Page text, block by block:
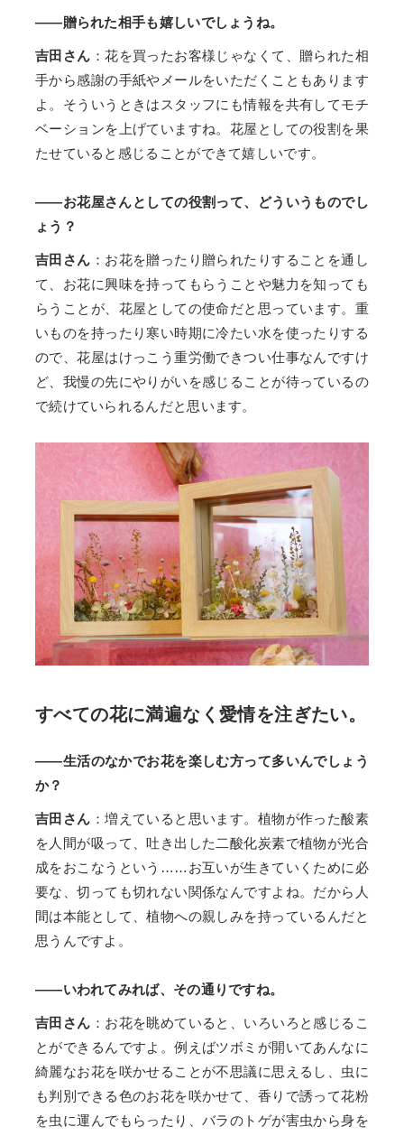
——贈られた相手も嬉しいでしょうね。
吉田さん ：花を買ったお客様じゃなくて、贈られた相
手から感謝の手紙やメールをいただくこともあります
よ。そういうときはスタッフにも情報を共有してモチ
ベーションを上げていますね。花屋としての役割を果
たせていると感じることができて嬉しいです。
——お花屋さんとしての役割って、どういうものでし
ょう？
吉田さん ：お花を贈ったり贈られたりすることを通し
て、お花に興味を持ってもらうことや魅力を知っても
らうことが、花屋としての使命だと思っています。重
いものを持ったり寒い時期に冷たい水を使ったりする
ので、花屋はけっこう重労働できつい仕事なんですけ
ど、我慢の先にやりがいを感じることが待っているの
で続けていられるんだと思います。
すべての花に満遍なく愛情を注ぎたい。
——生活のなかでお花を楽しむ方って多いんでしょう
か？
吉田さん ：増えていると思います。植物が作った酸素
を人間が吸って、吐き出した二酸化炭素で植物が光合
成をおこなうという……お互いが生きていくために必
要な、切っても切れない関係なんですよね。だから人
間は本能として、植物への親しみを持っているんだと
思うんですよ。
——いわれてみれば、その通りですね。
吉田さん ：お花を眺めていると、いろいろと感じるこ
とができるんですよ。例えばツボミが開いてあんなに
綺麗なお花を咲かせることが不思議に思えるし、虫に
も判別できる色のお花を咲かせて、香りで誘って花粉
を虫に運んでもらったり、バラのトゲが害虫から身を